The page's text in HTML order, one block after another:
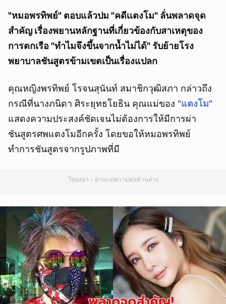
"หมอพรทิพย์" ตอบแล้วปม "คดีเเตงโม" ลั่นพลาดจุด
สำคัญ เรื่องพยานหลักฐานที่เกี่ยวข้องกับสาเหตุของ
การตกเรือ "ทำไมจึงขึ้นจากน้ำไม่ได้" รับย้ายโรง
พยาบาลชันสูตรข้ามเขตเป็นเรื่องแปลก
คุณหญิงพรทิพย์ โรจนสุนันท์ สมาชิกวุฒิสภา กล่าวถึง
กรณีที่นางภนิดา ศิระยุทธโยธิน คุณแม่ของ "แตงโม"
แสดงความประสงค์ชัดเจนไม่ต้องการให้มีการผ่า
ชันสูตรศพแตงโมอีกครั้ง โดยขอให้หมอพรทิพย์
ทำการชันสูตรจากรูปภาพที่มี
โฆษณา - อ่านบทความต่อด้านล่าง